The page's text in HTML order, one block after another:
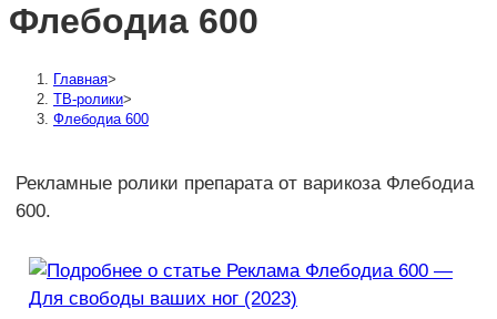
сайту
Флебодиа 600
Главная>
ТВ-ролики>
Флебодиа 600
Рекламные ролики препарата от варикоза Флебодиа
600.